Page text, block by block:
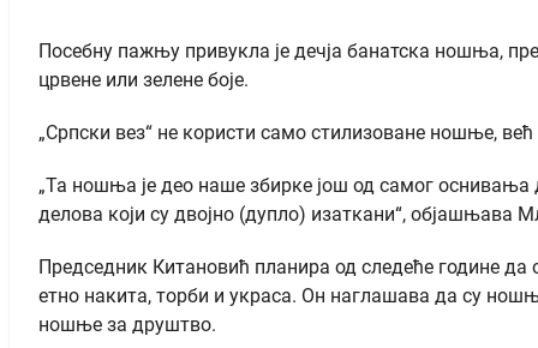
Посебну пажњу привукла је дечја банатска ношња,
црвене или зелене боје.
„Српски вез“ не користи само стилизоване ношње,
„Та ношња је део наше збирке још од самог оснивања
делова који су двојно (дупло) изаткани“, објашњава
Председник Китановић планира од следеће године
етно накита, торби и украса. Он наглашава да су
ношње за друштво.